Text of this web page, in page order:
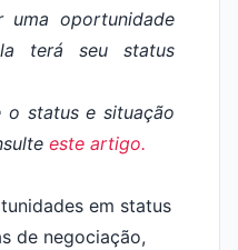
uma oportunidade
terá seu status
o status e situação
este artigo.